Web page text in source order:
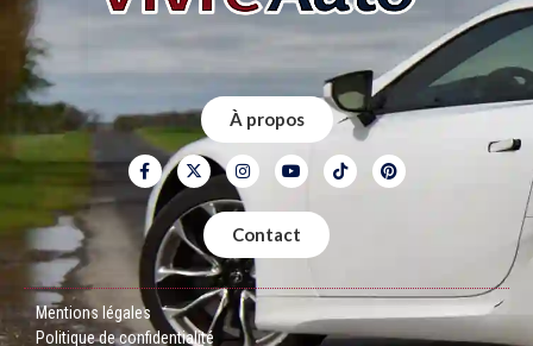
À propos
Contact
Mentions légales
Politique de confidentialité